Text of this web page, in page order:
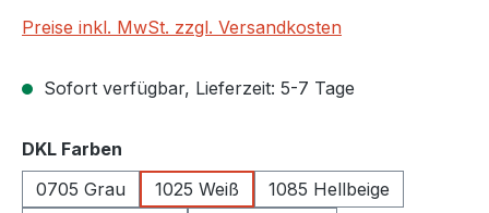
Preise inkl. MwSt. zzgl. Versandkosten
Sofort verfügbar, Lieferzeit: 5-7 Tage
DKL Farben
0705 Grau
1025 Weiß
1085 Hellbeige